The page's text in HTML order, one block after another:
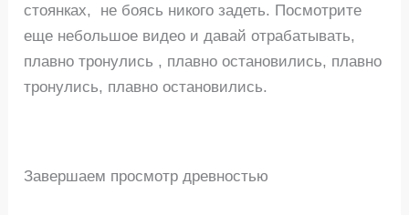
стоянках, не боясь никого задеть. Посмотрите
еще небольшое видео и давай отрабатывать,
плавно тронулись , плавно остановились, плавно
тронулись, плавно остановились.
Завершаем просмотр древностью